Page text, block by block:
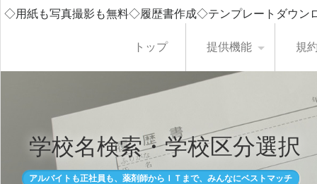
◇用紙も写真撮影も無料◇履歴書作成◇テンプレートダウ
トップ 提供機能 規
学校名検索・学校区分選択
アルバイトも正社員も、薬剤師からＩＴまで、みんなにベストマッチ